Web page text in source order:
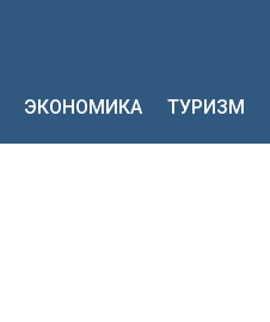
ЭКОНОМИКА ТУРИЗМ